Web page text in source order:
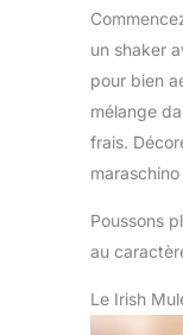
un shaker
pour bien
mélange
frais.
Poussons
au
Le Irish